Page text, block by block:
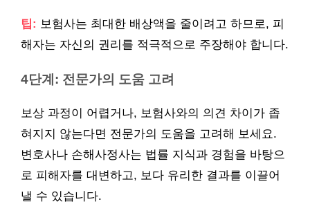
팁: 보험사는 최대한 배상액을 줄이려고 하므로, 피
해자는 자신의 권리를 적극적으로 주장해야 합니다.
4단계: 전문가의 도움 고려
보상 과정이 어렵거나, 보험사와의 의견 차이가 좁
혀지지 않는다면 전문가의 도움을 고려해 보세요.
변호사나 손해사정사는 법률 지식과 경험을 바탕으
로 피해자를 대변하고, 보다 유리한 결과를 이끌어
낼 수 있습니다.